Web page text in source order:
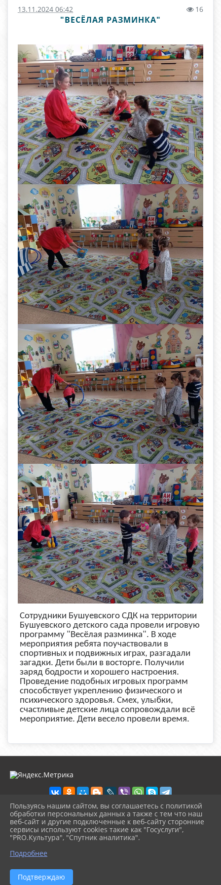
13.11.2024 06:42 16
"ВЕСЁЛАЯ РАЗМИНКА"
Сотрудники Бушуевского СДК на территории
Бушуевского детского сада провели игровую
программу "Весёлая разминка". В ходе
мероприятия ребята поучаствовали в
спортивных и подвижных играх, разгадали
загадки. Дети были в восторге. Получили
заряд бодрости и хорошего настроения.
Проведение подобных игровых программ
способствует укреплению физического и
психического здоровья. Смех, улыбки,
счастливые детские лица сопровождали всё
мероприятие. Дети весело провели время.
2026 г. ckd-urg.ru
Вход
Карта сайта
Политика обработки персональных данных
Сделано на KubCMS
Разработка и поддержка
Пользуясь нашим сайтом, вы соглашаетесь с политикой
обработки персональных данных а также с тем что наш
веб-сайт и другие подключенные к веб-сайту сторонние
сервисы используют cookies такие как "Госуслуги",
"PRO.Культура", "Спутник аналитика".
Подробнее
Подтверждаю